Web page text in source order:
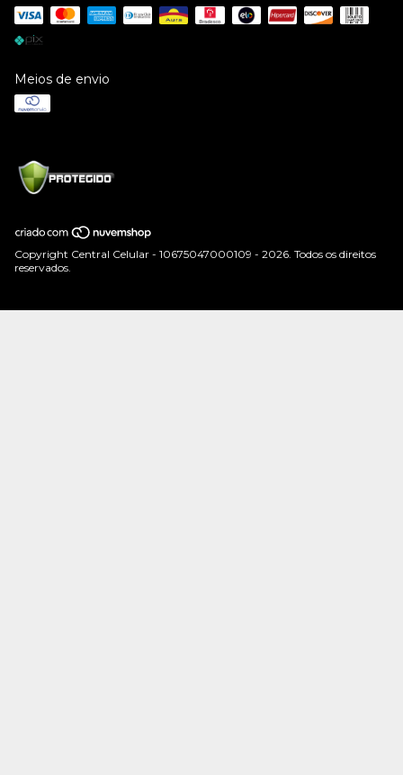
Meios de envio
Copyright Central Celular - 10675047000109 - 2026. Todos os direitos
reservados.